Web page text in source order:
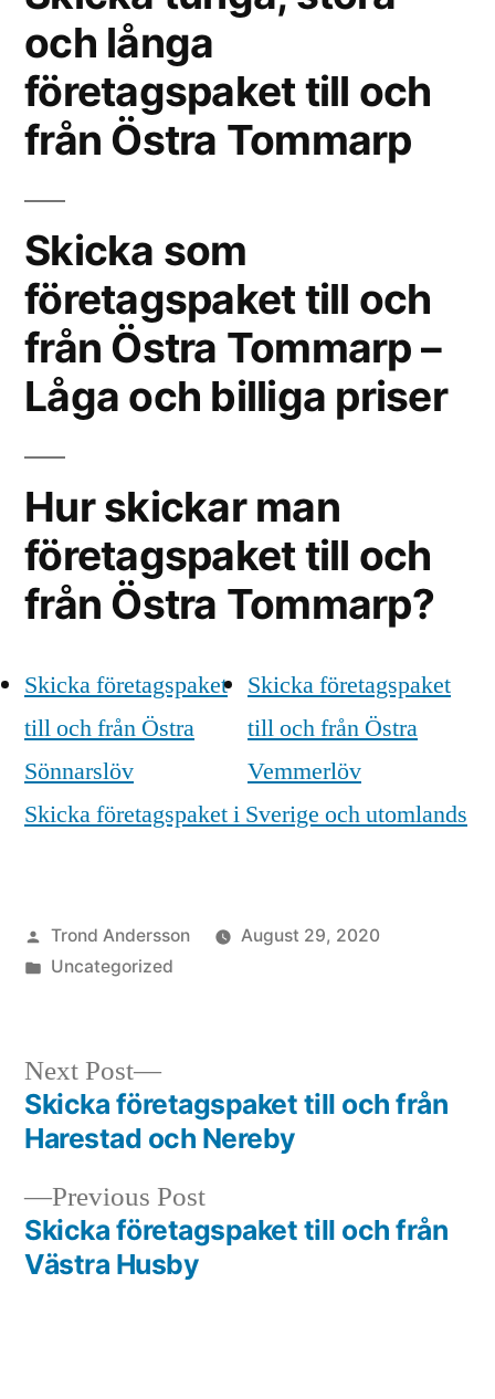
och långa
företagspaket till och
från Östra Tommarp
Skicka som
företagspaket till och
från Östra Tommarp –
Låga och billiga priser
Hur skickar man
företagspaket till och
från Östra Tommarp?
Skicka företagspaket
till och från Östra
Sönnarslöv
Skicka företagspaket
till och från Östra
Vemmerlöv
Skicka företagspaket i Sverige och utomlands
Posted
by
Trond Andersson
August 29, 2020
Posted
Uncategorized
Post
navigation
Previous PostPrevious
post:
Skicka företagspaket till och från
Västra Husby
Next Post
Next
post:
Skicka företagspaket till och från
Harestad och Nereby